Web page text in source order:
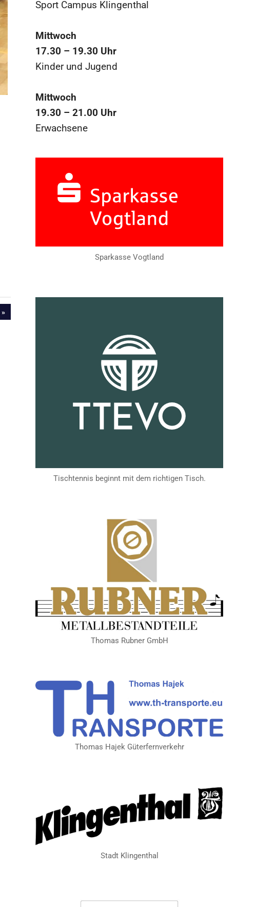
Sport Campus Klingenthal
Mittwoch
17.30 – 19.30 Uhr
Kinder und Jugend
Mittwoch
19.30 – 21.00 Uhr
Erwachsene
Sparkasse Vogtland
Tischtennis beginnt mit dem richtigen Tisch.
Thomas Rubner GmbH
Thomas Hajek Güterfernverkehr
Stadt Klingenthal